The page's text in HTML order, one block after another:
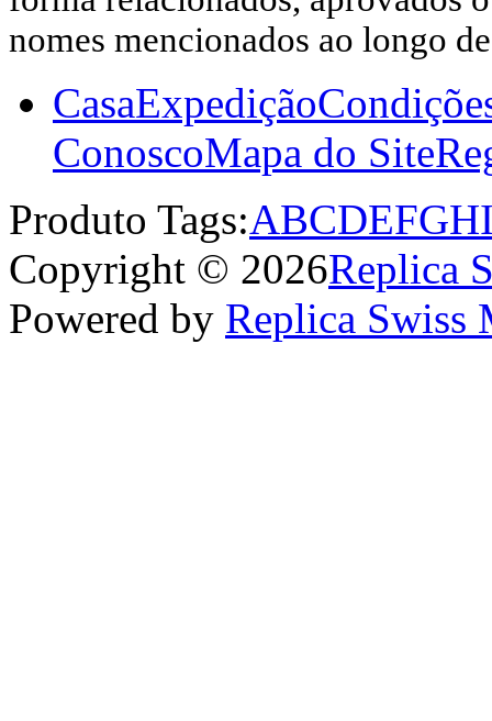
nomes mencionados ao longo
CasaExpedição
ConoscoMapa do Site
Produto Tags:ABCDEFGH
Copyright © 2026Replica
Powered by Replica Swiss